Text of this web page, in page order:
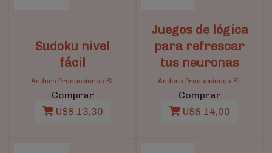
Sudoku nivel
fácil
Anders Producciones SL
Comprar
U$S 13,30
Juegos de lógica
para refrescar
tus neuronas
Anders Producciones SL
Comprar
U$S 14,00